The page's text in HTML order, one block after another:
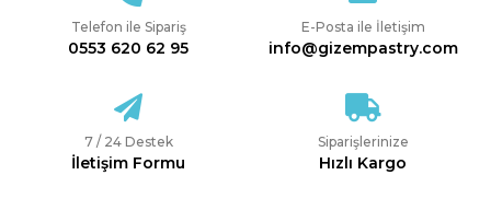
Telefon ile Sipariş
0553 620 62 95
E-Posta ile İletişim
info@gizempastry.com
7 / 24 Destek
İletişim Formu
Siparişlerinize
Hızlı Kargo